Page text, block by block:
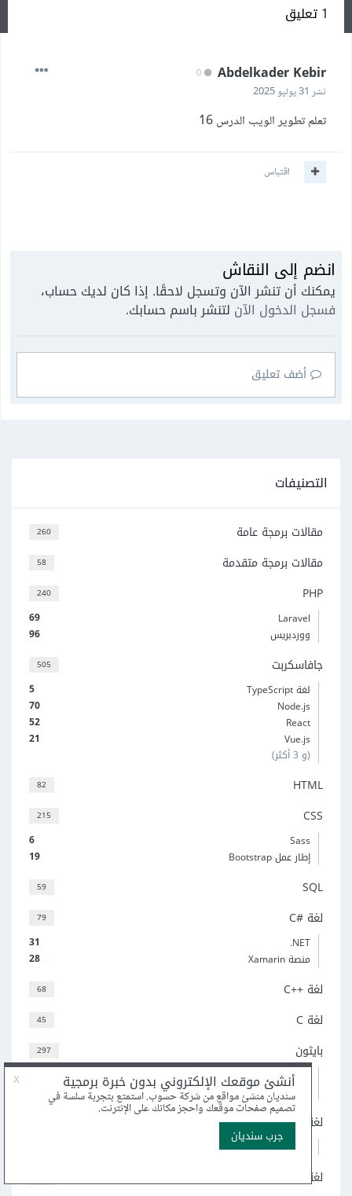
1 تعليق
Abdelkader Kebir
نشر 31 يوليو 2025
تعلم تطوير الويب الدرس 16
اقتباس
انضم إلى النقاش
يمكنك أن تنشر الآن وتسجل لاحقًا. إذا كان لديك حساب،
فسجل الدخول الآن لتنشر باسم حسابك.
أضف تعليق
التصنيفات
260 مقالات برمجة عامة
58 مقالات برمجة متقدمة
240 PHP
69
Laravel
96
ووردبريس
505 جافاسكربت
5
لغة TypeScript
70
Node.js
52
React
21
Vue.js
(و 3 أكثر)
82 HTML
215 CSS
6
Sass
19
إطار عمل Bootstrap
59 SQL
79 لغة C#‎
31
‎.NET
28
منصة Xamarin
68 لغة C++‎
45 لغة C
297 بايثون
Flask
Django
لغة روبي
إطار العمل Ruby on Rails
لغة Go